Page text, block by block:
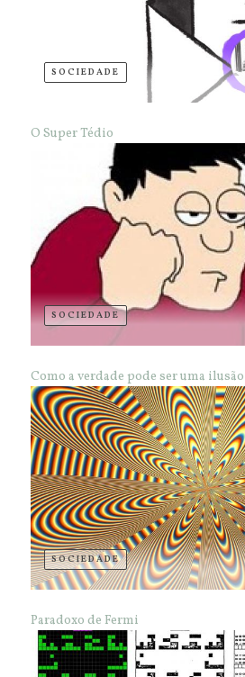
SOCIEDADE
O Super Tédio
SOCIEDADE
Como a verdade pode ser uma ilusão
SOCIEDADE
Paradoxo de Fermi